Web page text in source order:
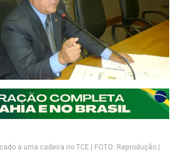
a uma cadeira no TCE | FOTO: Reprodução |